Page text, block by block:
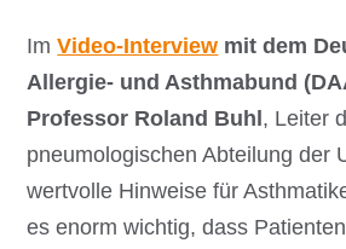
ImVideo-Interview mit dem
Allergie- und Asthmabund
Professor Roland Buhl, Leiter
pneumologischen Abteilung der
wertvolle Hinweise für
es enorm wichtig, dass